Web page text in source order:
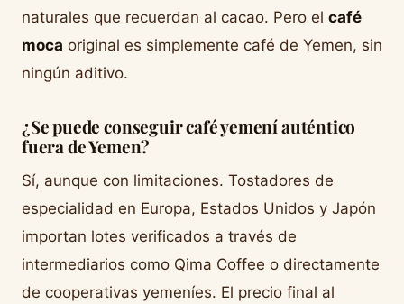
naturales que recuerdan al cacao. Pero el café
moca original es simplemente café de Yemen, sin
ningún aditivo.
¿Se puede conseguir café yemení auténtico
fuera de Yemen?
Sí, aunque con limitaciones. Tostadores de
especialidad en Europa, Estados Unidos y Japón
importan lotes verificados a través de
intermediarios como Qima Coffee o directamente
de cooperativas yemeníes. El precio final al